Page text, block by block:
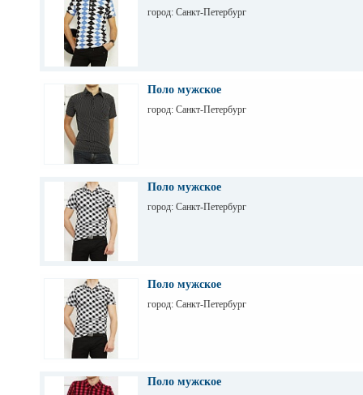
город: Санкт-Петербург
Поло мужское
город: Санкт-Петербург
Поло мужское
город: Санкт-Петербург
Поло мужское
город: Санкт-Петербург
Поло мужское